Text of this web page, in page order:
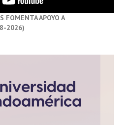
FOMENTA APOYO A
2026)